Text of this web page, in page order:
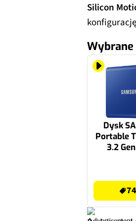
Silicon
Wybrane
Dysk
Portable
3.2